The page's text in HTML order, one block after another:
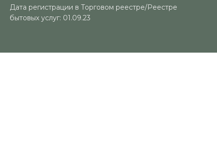
Дата регистрации в Торговом реестре/Реестре
бытовых услуг: 01.09.23